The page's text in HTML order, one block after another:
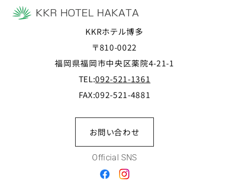
KKRホテル博多
〒810-0022
福岡県福岡市中央区薬院4-21-1
TEL:092-521-1361
FAX:092-521-4881
お問い合わせ
Official SNS